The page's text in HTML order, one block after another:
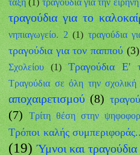
τραγούδια για το
νηπιαγωγείο. 2 (1) τραγούδια
τραγούδια για τον παππού (3)
Σχολείου (1) Τραγούδια Ε'
Τραγούδια σε όλη την σχολική
αποχαιρετισμού (8)
(7) Τρίτη θέση στην
Τρόποι καλής
(19) Ύμνοι και